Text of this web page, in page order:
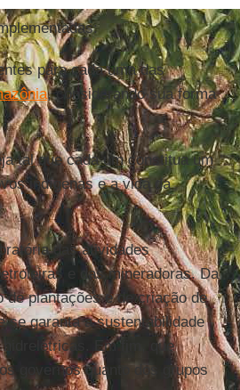
para cada uma das
, considerando sua forma
tal que cada um constitua um
indígenas e a vida da
das atividades
e das mineradoras. Da
plantações e de criação de
se garanta a sustentabilidade
Em fim, que
governos quanto dos grupos